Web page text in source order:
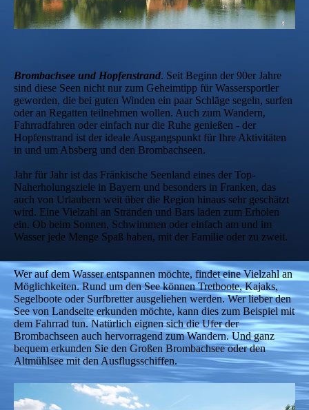
Brombachsee und Hopfenstrand. Seit Beginn der 90er Jahre
sind diese Seen nicht nur zum Geheimtipp für Wassersportler
geworden, die bei guten Winden ein paar Schläge segeln, surfen
oder an Regatten teilnehmen wollen. Auch zum Wandern,
Fahrradfahren oder einfach nur die Ruhe genießen - der
Hopfenstrand ist der ideale Ausgangspunkt für Ihre Aktivitäten
in und um Absberg und den Brombachseen.
Jahr für Jahr ist das Fränkische Seenland eines der Top-
Naherholungsziele in Bayern und besonders in Franken, das
auch von Urlaubern weit über die Region hinaus sehr geschätzt
wird. Eine Vielzahl an Stränden und Bars laden zum Erholen
ein. Ob beim Sonnen, Schwimmen oder einfach am und im
Wasser jede Menge Spaß haben, mit der Familie oder zu zweit.
Wer auf dem Wasser entspannen möchte, findet eine Vielzahl an
Möglichkeiten. Rund um den See können Tretboote, Kajaks,
Segelboote oder Surfbretter ausgeliehen werden. Wer lieber den
See von Landseite erkunden möchte, kann dies zum Beispiel mit
dem Fahrrad tun. Natürlich eignen sich die Ufer der
Brombachseen auch hervorragend zum Wandern. Und ganz
bequem erkunden Sie den Großen Brombachsee oder den
Altmühlsee mit den Ausflugsschiffen.